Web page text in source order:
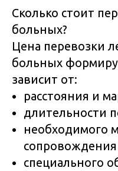
Сколько стоит
больных?
Цена перевозки
больных
зависит от:
расстояния и
длительности
необходимого
сопровождения
специального